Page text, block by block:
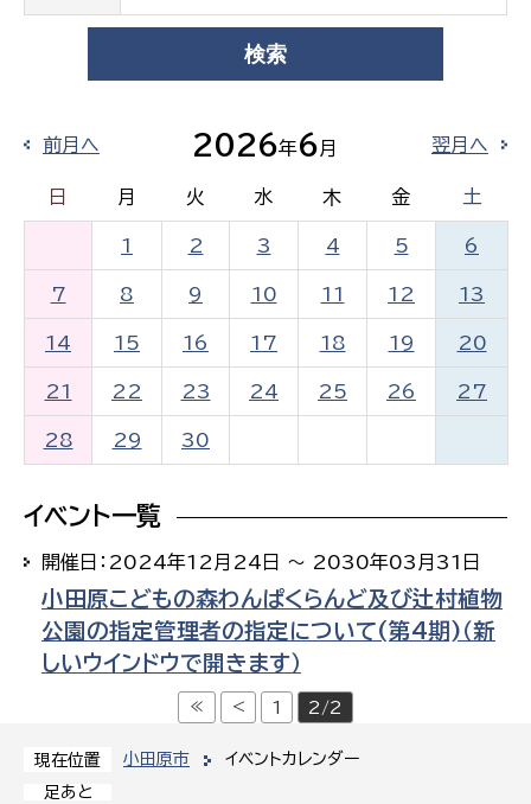
現在位置 小田原市
イベントカレンダー
足あと
前月へ 2026年6月 翌月へ
日 月 火 水 木 金 土
1 2 3 4 5 6
7 8 9 10 11 12 13
14 15 16 17 18 19 20
21 22 23 24 25 26 27
28 29 30
イベント一覧
開催日：2024年12月24日 ～ 2030年03月31日
小田原こどもの森わんぱくらんど及び辻村植物
公園の指定管理者の指定について(第4期)（新
しいウインドウで開きます）
≪ < 1 2/2